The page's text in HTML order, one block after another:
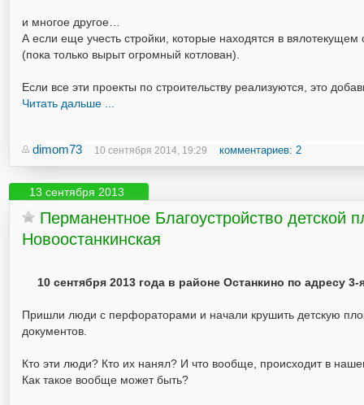
и многое другое…
А если еще учесть стройки, которые находятся в
(пока только вырыт огромный котлован).
Если все эти проекты по строительству реализуются, это
Читать дальше ...
dimom73 10 сентября 2014, 19:29 комментариев: 2
13 сентября 2013
Перманентное Благоустройство
Новоостанкинская
10 сентября 2013 года в районе Останкино по адресу
Пришли люди с перфораторами и начали крушить детскую
документов.
Кто эти люди? Кто их нанял? И что вообще, происходит в
Как такое вообще может быть?